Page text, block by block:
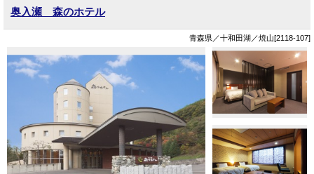
奥入瀬 森のホテル
青森県／十和田湖／焼山[2118-107]